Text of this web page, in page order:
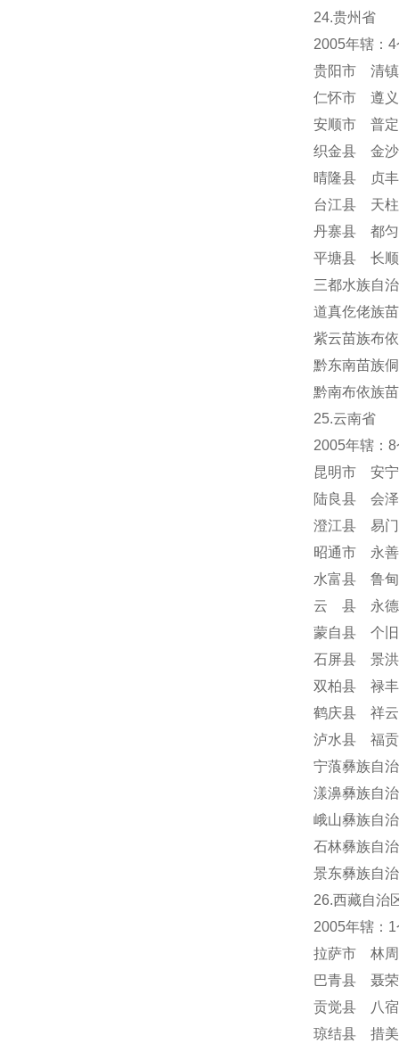
24.贵州省
2005年辖：
贵阳市 清
仁怀市 遵
安顺市 普
织金县 金
晴隆县 贞
台江县 天
丹寨县 都
平塘县 长
三都水族自
道真仡佬族
紫云苗族布
黔东南苗族
黔南布依族
25.云南省
2005年辖：
昆明市 安
陆良县 会
澄江县 易
昭通市 永
水富县 鲁
云 县 永德
蒙自县 个
石屏县 景
双柏县 禄
鹤庆县 祥
泸水县 福
宁蒗彝族自
漾濞彝族自
峨山彝族自
石林彝族自
景东彝族自
26.西藏自治
2005年辖：
拉萨市 林
巴青县 聂
贡觉县 八
琼结县 措